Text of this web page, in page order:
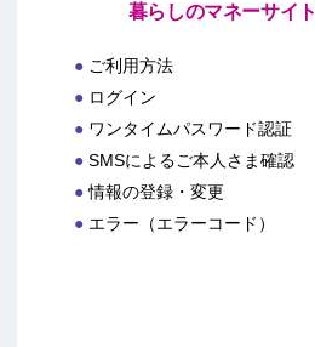
暮らしのマネーサイト
ご利用方法
ログイン
ワンタイムパスワード認証
SMSによるご本人さま確認
情報の登録・変更
エラー（エラーコード）